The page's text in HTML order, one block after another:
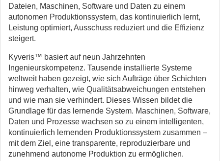
Dateien, Maschinen, Software und Daten zu einem
autonomen Produktionssystem, das kontinuierlich lernt,
Leistung optimiert, Ausschuss reduziert und die Effizienz
steigert.
Kyveris™ basiert auf neun Jahrzehnten
Ingenieurskompetenz. Tausende installierte Systeme
weltweit haben gezeigt, wie sich Aufträge über Schichten
hinweg verhalten, wie Qualitätsabweichungen entstehen
und wie man sie verhindert. Dieses Wissen bildet die
Grundlage für das lernende System. Maschinen, Software,
Daten und Prozesse wachsen so zu einem intelligenten,
kontinuierlich lernenden Produktionssystem zusammen –
mit dem Ziel, eine transparente, reproduzierbare und
zunehmend autonome Produktion zu ermöglichen.